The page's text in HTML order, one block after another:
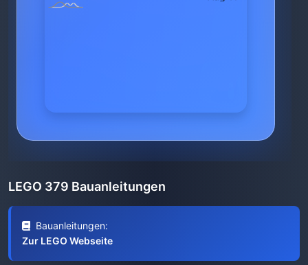
LEGO 379 Bauanleitungen
Bauanleitungen:
Zur LEGO Webseite